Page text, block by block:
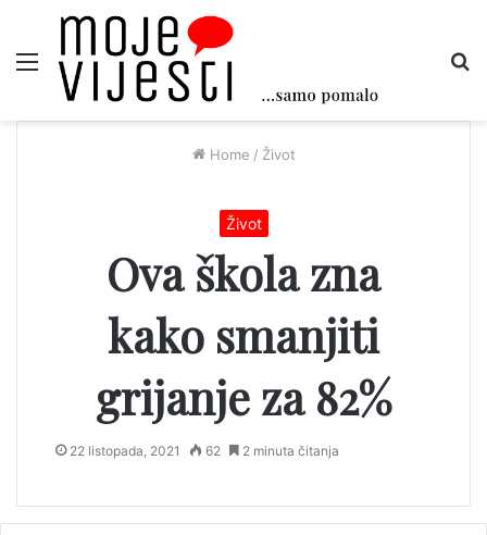
Menu
Home / Život
Život
Ova škola zna
kako smanjiti
grijanje za 82%
22 listopada, 2021 62 2 minuta čitanja